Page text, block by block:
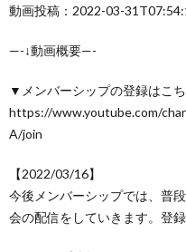
動画投稿：2022-03-
—-↓動画概要—-
▼メンバーシップの登録はこ
https://www.youtube.com/
A/join
【2022/03/16】
今後メンバーシップでは、普
会の配信をしていきます。登